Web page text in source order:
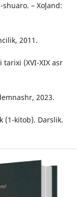
– Xoʻjand:
2011.
tarixi (XVI-XIX asr
2023.
(1-kitob). Darslik.